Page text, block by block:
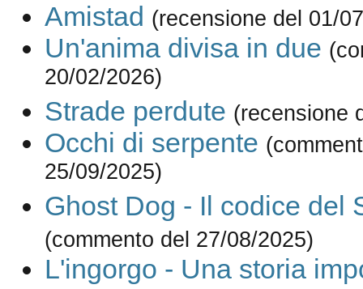
Amistad (recensione del 01/
Un'anima divisa in due
20/02/2026)
Strade perdute (recensione
Occhi di serpente
25/09/2025)
Ghost Dog - Il codice del
(commento del 27/08/2025)
L'ingorgo - Una storia